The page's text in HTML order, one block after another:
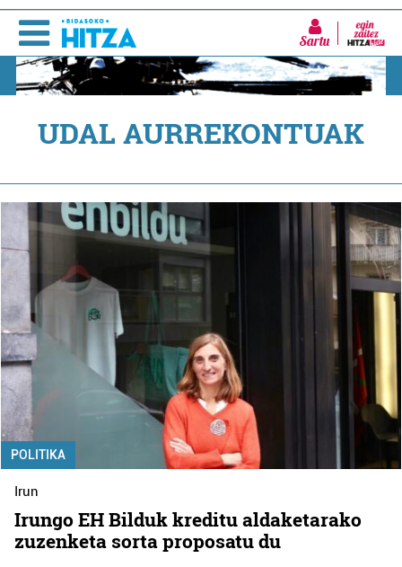
Sartu
UDAL AURREKONTUAK
POLITIKA
Irun
Irungo EH Bilduk kreditu aldaketarako
zuzenketa sorta proposatu du